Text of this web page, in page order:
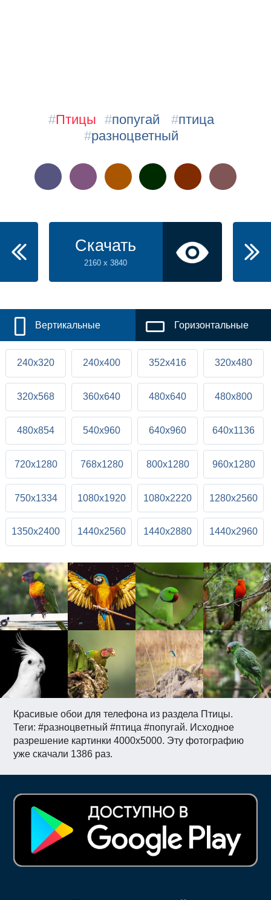
Красивые обои для телефона из раздела Птицы.
Теги: #разноцветный #птица #попугай. Исходное
разрешение картинки 4000x5000. Эту фотографию
уже скачали 1386 раз.
#Птицы #попугай #птица
#разноцветный
Скачать
2160 x 3840
Вертикальные Горизонтальные
240x320 240x400 352x416 320x480
320x568 360x640 480x640 480x800
480x854 540x960 640x960 640x1136
720x1280 768x1280 800x1280 960x1280
750x1334 1080x1920 1080x2220 1280x2560
1350x2400 1440x2560 1440x2880 1440x2960